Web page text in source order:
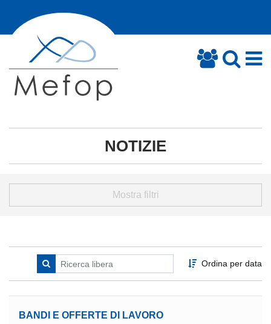
NOTIZIE
Mostra filtri
Ordina per data
BANDI E OFFERTE DI LAVORO